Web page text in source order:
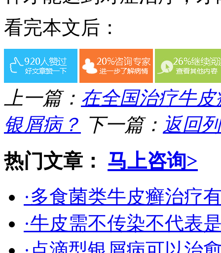
看完本文后：
上一篇： 在全国治疗牛
银屑病？ 下一篇： 返回
热门文章： 马上咨询>
·多食菌类牛皮癣治疗
·牛皮需不传染不代表